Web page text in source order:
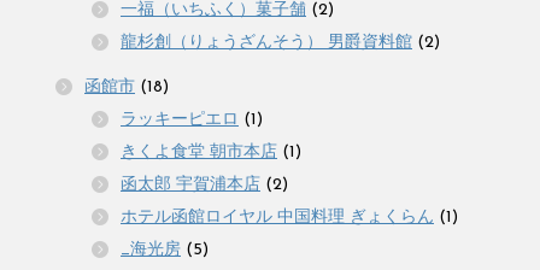
一福（いちふく）菓子舗 (2)
龍杉創（りょうざんそう） 男爵資料館 (2)
函館市 (18)
ラッキーピエロ (1)
きくよ食堂 朝市本店 (1)
函太郎 宇賀浦本店 (2)
ホテル函館ロイヤル 中国料理 ぎょくらん (1)
_海光房 (5)